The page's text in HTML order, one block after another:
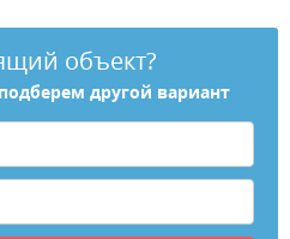
объект?
другой вариант